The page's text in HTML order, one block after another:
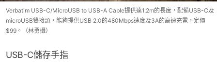
Verbatim USB-C/MicroUSB to USB-A Cable提供達1.2m的長度，配備USB-C及
microUSB雙接頭，能夠提供USB 2.0的480Mbps速度及3A的高速充電，定價
$99。（林勇攝）
USB-C儲存手指